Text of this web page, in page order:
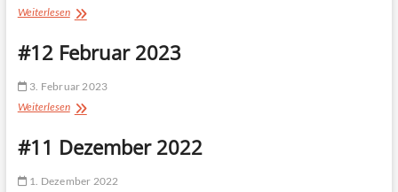
Weiterlesen#13
2023
#12 Februar 2023
3. Februar 2023
Weiterlesen#12
#11 Dezember 2022
1. Dezember 2022